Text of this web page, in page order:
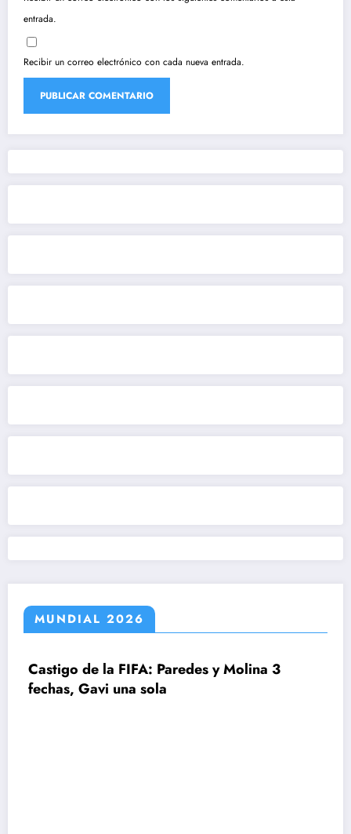
entrada.
Recibir un correo electrónico con cada nueva entrada.
MUNDIAL 2026
de la FIFA: Paredes y Molina 3
Gavi una sola